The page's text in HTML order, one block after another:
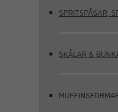
SPRITSPÅSAR,
SKÅLAR &